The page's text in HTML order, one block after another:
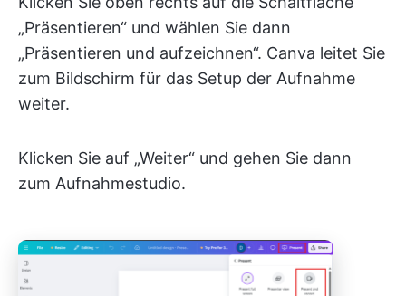
„Präsentieren“ und wählen Sie dann
„Präsentieren und aufzeichnen“. Canva leitet Sie
zum Bildschirm für das Setup der Aufnahme
weiter.
Klicken Sie auf „Weiter“ und gehen Sie dann
zum Aufnahmestudio.